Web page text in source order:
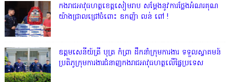
កងរាជអាវុធហត្ថខេត្តសៀមរាប សម្តែងនូវការថ្លែងអំណរគុណ
យ៉ាងជ្រាលជ្រៅចំពោះ ឧកញ៉ា លន់ ពៅ !
ឧត្តមសេនីយ៍ត្រី បុត្រ កំព្រា ដឹកនាំក្រុមការងារ ទទួលស្វាគមន៍
ប្រតិភូក្រុមការងារជំនាញកងរាជអាវុធហត្ថលើផ្ទៃប្រទេស